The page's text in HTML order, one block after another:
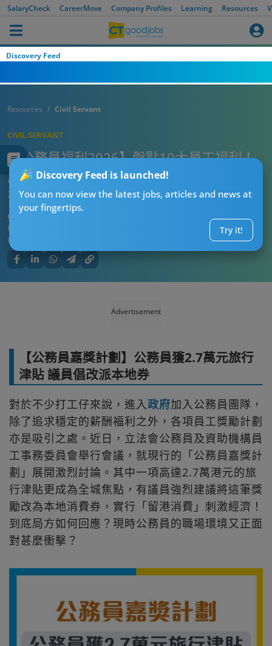
SalaryCheck CareerMove Company Profiles Learning Resources
Discovery Feed
Discovery Feed is launched!
You can now view the latest jobs, articles and news at
your fingertips.
Try it!
Resources Civil Servant
CIVIL SERVANT
【公務員福利2026】盤點10大員工福利！
房屋津貼、電費、公共交通費用、旅費都有
補貼？
CT熱話管理員
Published:
Updated:
Advertisement
【公務員嘉獎計劃】公務員獲2.7萬元旅行
津貼 議員倡改派本地券
對於不少打工仔來說，進入政府加入公務員團隊，
除了追求穩定的薪酬福利之外，各項員工獎勵計劃
亦是吸引之處。近日，立法會公務員及資助機構員
工事務委員會舉行會議，就現行的「公務員嘉獎計
劃」展開激烈討論。其中一項高達2.7萬港元的旅
行津貼更成為全城焦點，有議員強烈建議將這筆獎
勵改為本地消費券，實行「留港消費」刺激經濟！
到底局方如何回應？現時公務員的職場環境又正面
對甚麼衝擊？